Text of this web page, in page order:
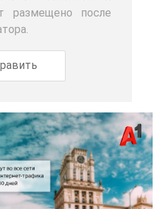
раз­ме­ще­но по­сле